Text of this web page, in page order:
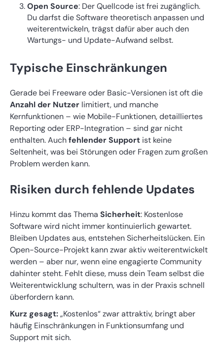
Open Source: Der Quellcode ist frei zugänglich.
Du darfst die Software theoretisch anpassen und
weiterentwickeln, trägst dafür aber auch den
Wartungs- und Update-Aufwand selbst.
Typische Einschränkungen
Gerade bei Freeware oder Basic-Versionen ist oft die
Anzahl der Nutzer limitiert, und manche
Kernfunktionen – wie Mobile-Funktionen, detailliertes
Reporting oder ERP-Integration – sind gar nicht
enthalten. Auchfehlender Support ist keine
Seltenheit, was bei Störungen oder Fragen zum großen
Problem werden kann.
Risiken durch fehlende Updates
Hinzu kommt das Thema Sicherheit: Kostenlose
Software wird nicht immer kontinuierlich gewartet.
Bleiben Updates aus, entstehen Sicherheitslücken. Ein
Open-Source-Projekt kann zwar aktiv weiterentwickelt
werden – aber nur, wenn eine engagierte Community
dahinter steht. Fehlt diese, muss dein Team selbst die
Weiterentwicklung schultern, was in der Praxis schnell
überfordern kann.
Kurz gesagt:„Kostenlos“ zwar attraktiv, bringt aber
häufig Einschränkungen in Funktionsumfang und
Support mit sich.